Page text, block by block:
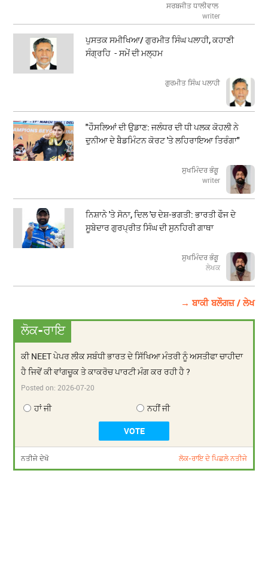
ਸਰਬਜੀਤ ਧਾਲੀਵਾਲ
writer
ਪੁਸਤਕ ਸਮੀਖਿਆ/ ਗੁਰਮੀਤ ਸਿੰਘ ਪਲਾਹੀ, ਕਹਾਣੀ
ਸੰਗ੍ਰਹਿ - ਸਮੇਂ ਦੀ ਮਲ੍ਹਮ
ਗੁਰਮੀਤ ਸਿੰਘ ਪਲਾਹੀ
"ਹੌਸਲਿਆਂ ਦੀ ਉਡਾਣ: ਜਲੰਧਰ ਦੀ ਧੀ ਪਲਕ ਕੋਹਲੀ ਨੇ
ਦੁਨੀਆ ਦੇ ਬੈਡਮਿੰਟਨ ਕੋਰਟ 'ਤੇ ਲਹਿਰਾਇਆ ਤਿਰੰਗਾ"
ਸੁਖਮਿੰਦਰ ਭੰਗੂ
writer
ਨਿਸ਼ਾਨੇ 'ਤੇ ਸੋਨਾ, ਦਿਲ 'ਚ ਦੇਸ਼-ਭਗਤੀ: ਭਾਰਤੀ ਫੌਜ ਦੇ
ਸੂਬੇਦਾਰ ਗੁਰਪ੍ਰੀਤ ਸਿੰਘ ਦੀ ਸੁਨਹਿਰੀ ਗਾਥਾ
ਸੁਖਮਿੰਦਰ ਭੰਗੂ
ਲੇਖਕ
→ ਬਾਕੀ ਬਲੌਗਜ਼ / ਲੇਖ
ਲੋਕ-ਰਾਇ
ਕੀ NEET ਪੇਪਰ ਲੀਕ ਸਬੰਧੀ ਭਾਰਤ ਦੇ ਸਿੱਖਿਆ ਮੰਤਰੀ ਨੂੰ ਅਸਤੀਫਾ ਚਾਹੀਦਾ
ਹੈ ਜਿਵੇਂ ਕੀ ਵਾਂਗਚੂਕ ਤੇ ਕਾਕਰੋਚ ਪਾਰਟੀ ਮੰਗ ਕਰ ਰਹੀ ਹੈ ?
Posted on:2026-07-20
ਹਾਂ ਜੀ ਨਹੀਂ ਜੀ
ਨਤੀਜੇ ਦੇਖੋ ਲੋਕ-ਰਾਇ ਦੇ ਪਿਛਲੇ ਨਤੀਜੇ